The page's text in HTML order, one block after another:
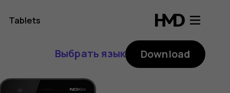
Tablets
Выбрать язык Download